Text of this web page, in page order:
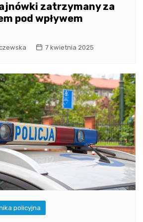
zatrzymany za
pod wpływem
7 kwietnia 2025
policyjna